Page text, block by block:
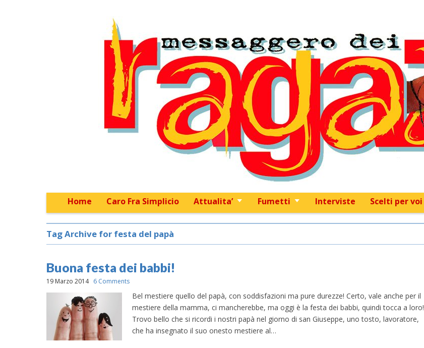
Skip to content
Home Caro Fra Simplicio Attualita’ Fumetti Interviste Scelti per voi
Sub menu
Tag Archive for festa del papà
Buona festa dei babbi!
19 Marzo 2014 6 Comments
Bel mestiere quello del papà, con soddisfazioni ma pure durezze! Certo, vale anche per il
mestiere della mamma, ci mancherebbe, ma oggi è la festa dei babbi, quindi tocca a loro!
Trovo bello che si ricordi i nostri papà nel giorno di san Giuseppe, uno tosto, lavoratore,
che ha insegnato il suo onesto mestiere al…